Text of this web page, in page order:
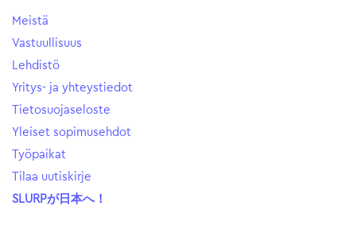
Meistä
Vastuullisuus
Lehdistö
Yritys- ja yhteystiedot
Tietosuojaseloste
Yleiset sopimusehdot
Työpaikat
Tilaa uutiskirje
SLURPが日本へ！